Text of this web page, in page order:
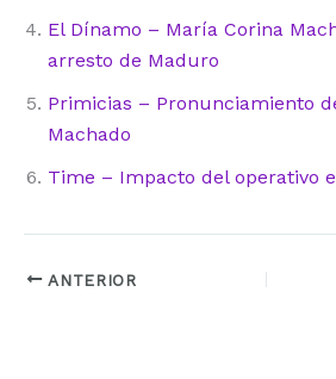
El Dínamo – María Corina
arresto de Maduro
Primicias – Pronunciamiento
Machado
Time – Impacto del operativo
ANTERIOR